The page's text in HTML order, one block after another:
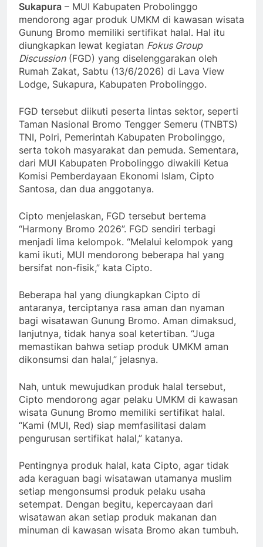
Sukapura – MUI Kabupaten Probolinggo
mendorong agar produk UMKM di kawasan wisata
Gunung Bromo memiliki sertifikat halal. Hal itu
diungkapkan lewat kegiatan Fokus Group
Discussion(FGD) yang diselenggarakan oleh
Rumah Zakat, Sabtu (13/6/2026) di Lava View
Lodge, Sukapura, Kabupaten Probolinggo.
FGD tersebut diikuti peserta lintas sektor, seperti
Taman Nasional Bromo Tengger Semeru (TNBTS)
TNI, Polri, Pemerintah Kabupaten Probolinggo,
serta tokoh masyarakat dan pemuda. Sementara,
dari MUI Kabupaten Probolinggo diwakili Ketua
Komisi Pemberdayaan Ekonomi Islam, Cipto
Santosa, dan dua anggotanya.
Cipto menjelaskan, FGD tersebut bertema
“Harmony Bromo 2026”. FGD sendiri terbagi
menjadi lima kelompok. “Melalui kelompok yang
kami ikuti, MUI mendorong beberapa hal yang
bersifat non-fisik,” kata Cipto.
Beberapa hal yang diungkapkan Cipto di
antaranya, terciptanya rasa aman dan nyaman
bagi wisatawan Gunung Bromo. Aman dimaksud,
lanjutnya, tidak hanya soal ketertiban. “Juga
memastikan bahwa setiap produk UMKM aman
dikonsumsi dan halal,” jelasnya.
Nah, untuk mewujudkan produk halal tersebut,
Cipto mendorong agar pelaku UMKM di kawasan
wisata Gunung Bromo memiliki sertifikat halal.
“Kami (MUI, Red) siap memfasilitasi dalam
pengurusan sertifikat halal,” katanya.
Pentingnya produk halal, kata Cipto, agar tidak
ada keraguan bagi wisatawan utamanya muslim
setiap mengonsumsi produk pelaku usaha
setempat. Dengan begitu, kepercayaan dari
wisatawan akan setiap produk makanan dan
minuman di kawasan wisata Bromo akan tumbuh.